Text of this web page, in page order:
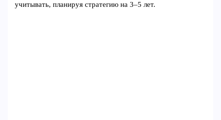
учитывать, планируя стратегию на 3–5 лет.